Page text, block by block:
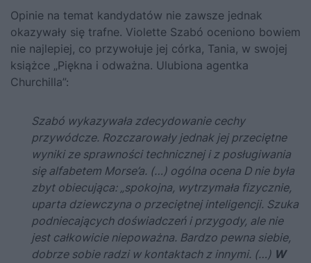
Opinie na temat kandydatów nie zawsze jednak
okazywały się trafne. Violette Szabó oceniono bowiem
nie najlepiej, co przywołuje jej córka, Tania, w swojej
książce „Piękna i odważna. Ulubiona agentka
Churchilla”:
Szabó wykazywała zdecydowanie cechy
przywódcze. Rozczarowały jednak jej przeciętne
wyniki ze sprawności technicznej i z posługiwania
się alfabetem Morse’a. (…) ogólna ocena D nie była
zbyt obiecująca: „spokojna, wytrzymała fizycznie,
uparta dziewczyna o przeciętnej inteligencji. Szuka
podniecających doświadczeń i przygody, ale nie
jest całkowicie niepoważna. Bardzo pewna siebie,
dobrze sobie radzi w kontaktach z innymi. (…) W